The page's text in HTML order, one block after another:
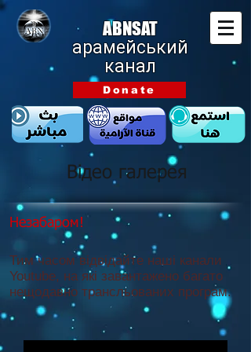
ABNSAT
арамейський
канал
Donate
Відео галерея
Незабаром!
Тим часом відвідайте наші канали
Youtube, на які завантажено багато
нещодавно трансльованих програм.